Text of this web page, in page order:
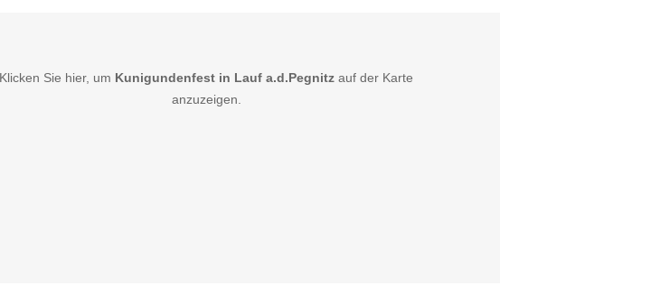
Klicken Sie hier, um Kunigundenfest in Lauf a.d.Pegnitz auf der Karte
anzuzeigen.